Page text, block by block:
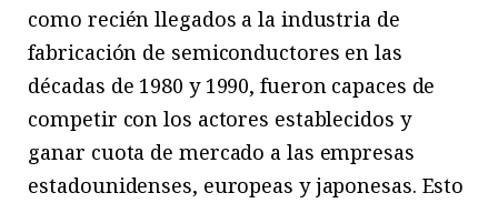
como recién llegados a la industria de
fabricación de semiconductores en las
décadas de 1980 y 1990, fueron capaces de
competir con los actores establecidos y
ganar cuota de mercado a las empresas
estadounidenses, europeas y japonesas. Esto